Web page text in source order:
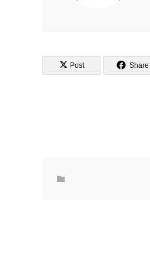
Post Share